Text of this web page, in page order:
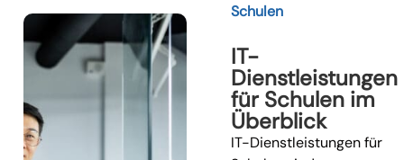
Schulen
IT-
Dienstleistungen
für Schulen im
Überblick
IT-Dienstleistungen für